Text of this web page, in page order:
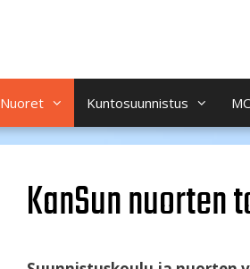
Nuoret Kuntosuunnistus
KanSun nuorten